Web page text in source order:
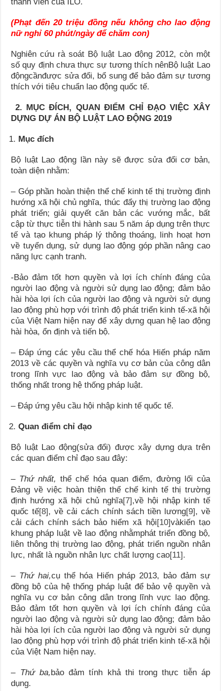
(Phạt đến 20 triệu đồng nếu không cho lao động
nữ nghỉ 60 phút/ngày để chăm con)
Nghiên cứu rà soát Bộ luật Lao động 2012, còn một
số quy định chưa thực sự tương thích nênBộ luật Lao
độngcầnđược sửa đổi, bổ sung để bảo đảm sự tương
thích với tiêu chuẩn lao động quốc tế.
2. MỤC ĐÍCH, QUAN ĐIỂM CHỈ ĐẠO VIỆC XÂY
DỰNG DỰ ÁN BỘ LUẬT LAO ĐỘNG 2019
Mục đích
Bộ luật Lao động lần này sẽ được sửa đổi cơ bản,
toàn diện nhằm:
– Góp phần hoàn thiện thể chế kinh tế thị trường định
hướng xã hội chủ nghĩa, thúc đẩy thị trường lao động
phát triển; giải quyết căn bản các vướng mắc, bất
cập từ thực tiễn thi hành sau 5 năm áp dụng trên thực
tế và tạo khung pháp lý thông thoáng, linh hoạt hơn
về tuyển dụng, sử dụng lao động góp phần nâng cao
năng lực cạnh tranh.
-Bảo đảm tốt hơn quyền và lợi ích chính đáng của
người lao động và người sử dụng lao động; đảm bảo
hài hòa lợi ích của người lao động và người sử dụng
lao động phù hợp với trình độ phát triển kinh tế-xã hội
của Việt Nam hiện nay để xây dựng quan hệ lao động
hài hòa, ổn định và tiến bộ.
– Đáp ứng các yêu cầu thể chế hóa Hiến pháp năm
2013 về các quyền và nghĩa vụ cơ bản của công dân
trong lĩnh vực lao động và bảo đảm sự đồng bộ,
thống nhất trong hệ thống pháp luật.
– Đáp ứng yêu cầu hội nhập kinh tế quốc tế.
Quan điểm chỉ đạo
Bộ luật Lao động(sửa đổi) được xây dựng dựa trên
các quan điểm chỉ đạo sau đây:
– Thứ nhất, thể chế hóa quan điểm, đường lối của
Đảng về việc hoàn thiện thể chế kinh tế thị trường
định hướng xã hội chủ nghĩa[7],về hội nhập kinh tế
quốc tế[8], về cải cách chính sách tiền lương[9], về
cải cách chính sách bảo hiểm xã hội[10]vàkiến tạo
khung pháp luật về lao động nhằmphát triển đồng bộ,
liên thông thị trường lao động, phát triển nguồn nhân
lực, nhất là nguồn nhân lực chất lượng cao[11].
– Thứ hai,cụ thể hóa Hiến pháp 2013, bảo đảm sự
đồng bộ của hệ thống pháp luật để bảo vệ quyền và
nghĩa vụ cơ bản công dân trong lĩnh vực lao động.
Bảo đảm tốt hơn quyền và lợi ích chính đáng của
người lao động và người sử dụng lao động; đảm bảo
hài hòa lợi ích của người lao động và người sử dụng
lao động phù hợp với trình độ phát triển kinh tế-xã hội
của Việt Nam hiện nay.
– Thứ ba,bảo đảm tính khả thi trong thực tiễn áp
dụng.